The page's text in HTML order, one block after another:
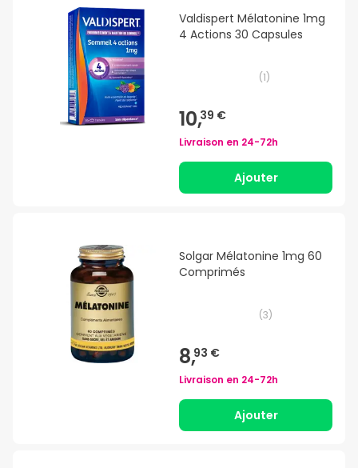
Valdispert Mélatonine 1mg
4 Actions 30 Capsules
(1)
10,39 €
Livraison en 24-72h
Ajouter
Solgar Mélatonine 1mg 60
Comprimés
(3)
8,93 €
Livraison en 24-72h
Ajouter